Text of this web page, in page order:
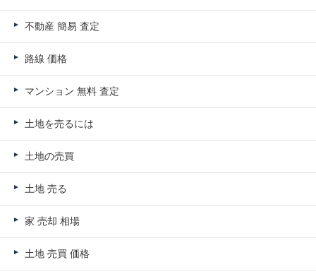
不動産 簡易 査定
路線 価格
マンション 無料 査定
土地を売るには
土地の売買
土地 売る
家 売却 相場
土地 売買 価格